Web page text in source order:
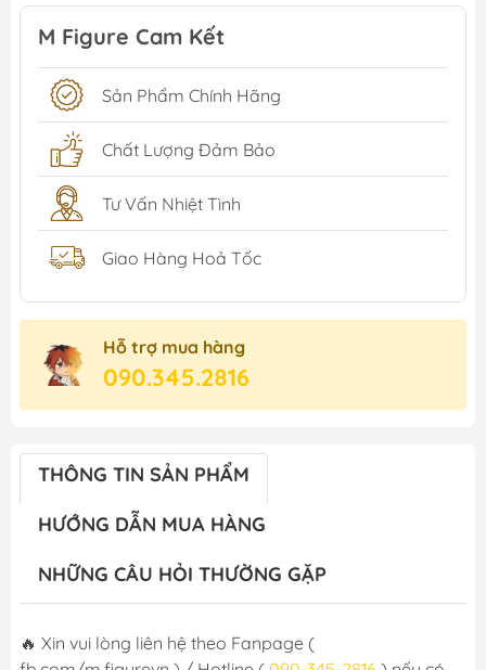
M Figure Cam Kết
Sản Phẩm Chính Hãng
Chất Lượng Đảm Bảo
Tư Vấn Nhiệt Tình
Giao Hàng Hoả Tốc
Hỗ trợ mua hàng
090.345.2816
THÔNG TIN SẢN PHẨM
HƯỚNG DẪN MUA HÀNG
NHỮNG CÂU HỎI THƯỜNG GẶP
🔥 Xin vui lòng liên hệ theo Fanpage (